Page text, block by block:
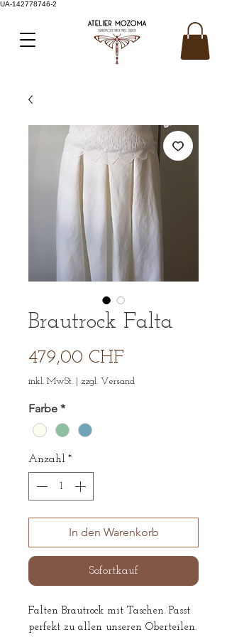
UA-142778746-2
Brautrock Falta
479,00 CHF
inkl. MwSt. | zzgl. Versand
Farbe *
Anzahl *
In den Warenkorb
Sofortkauf
Falten Brautrock mit Taschen. Passt
perfekt zu allen unseren Oberteilen.